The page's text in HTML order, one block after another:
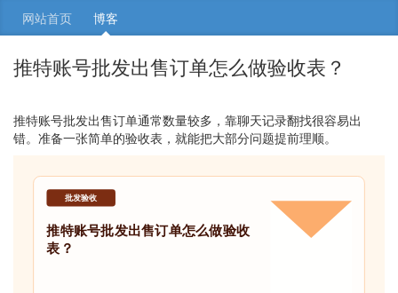
网站首页 博客
推特账号批发出售订单怎么做验收表？
推特账号批发出售订单通常数量较多，靠聊天记录翻找很容易出
错。准备一张简单的验收表，就能把大部分问题提前理顺。